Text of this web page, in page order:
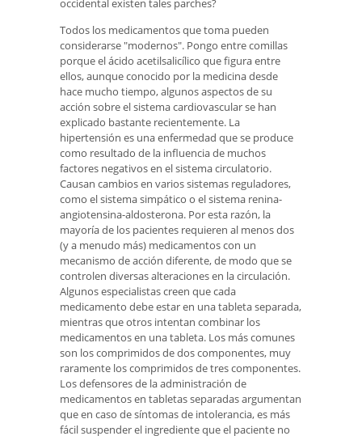
occidental existen tales parches?
Todos los medicamentos que toma pueden
considerarse "modernos". Pongo entre comillas
porque el ácido acetilsalicílico que figura entre
ellos, aunque conocido por la medicina desde
hace mucho tiempo, algunos aspectos de su
acción sobre el sistema cardiovascular se han
explicado bastante recientemente. La
hipertensión es una enfermedad que se produce
como resultado de la influencia de muchos
factores negativos en el sistema circulatorio.
Causan cambios en varios sistemas reguladores,
como el sistema simpático o el sistema renina-
angiotensina-aldosterona. Por esta razón, la
mayoría de los pacientes requieren al menos dos
(y a menudo más) medicamentos con un
mecanismo de acción diferente, de modo que se
controlen diversas alteraciones en la circulación.
Algunos especialistas creen que cada
medicamento debe estar en una tableta separada,
mientras que otros intentan combinar los
medicamentos en una tableta. Los más comunes
son los comprimidos de dos componentes, muy
raramente los comprimidos de tres componentes.
Los defensores de la administración de
medicamentos en tabletas separadas argumentan
que en caso de síntomas de intolerancia, es más
fácil suspender el ingrediente que el paciente no